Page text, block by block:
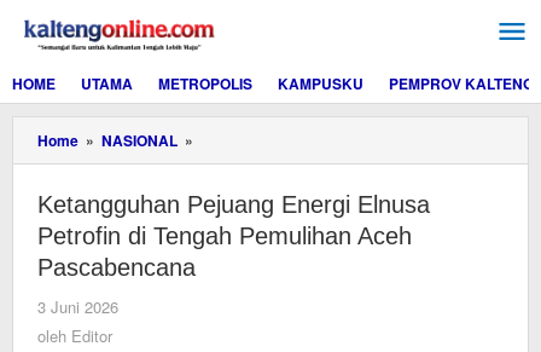
konten
HOME
UTAMA METROPOLIS KAMPUSKU PEMPROV KALTENG
Home » NASIONAL »
Pejuang
Elnusa
Petrofin
di
Ketangguhan Pejuang Energi Elnusa
Petrofin di Tengah Pemulihan Aceh
Pascabencana
3 Juni 2026
oleh Editor